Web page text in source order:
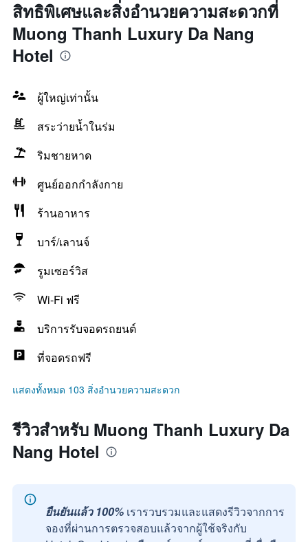
สิทธิพิเศษและสิ่งอำนวยความสะดวกที่
Muong Thanh Luxury Da Nang
Hotel
ผู้ใหญ่เท่านั้น
สระว่ายน้ำในร่ม
ริมชายหาด
ศูนย์ออกกำลังกาย
ร้านอาหาร
บาร์/เลานจ์
รูมเซอร์วิส
Wi-Fi ฟรี
บริการรับจอดรถยนต์
ที่จอดรถฟรี
แสดงทั้งหมด 103 สิ่งอำนวยความสะดวก
รีวิวสำหรับ Muong Thanh Luxury Da
Nang Hotel
ยืนยันแล้ว 100% เรารวบรวมและแสดงรีวิวจากการ
จองที่ผ่านการตรวจสอบแล้วจากผู้ใช้จริงกับ